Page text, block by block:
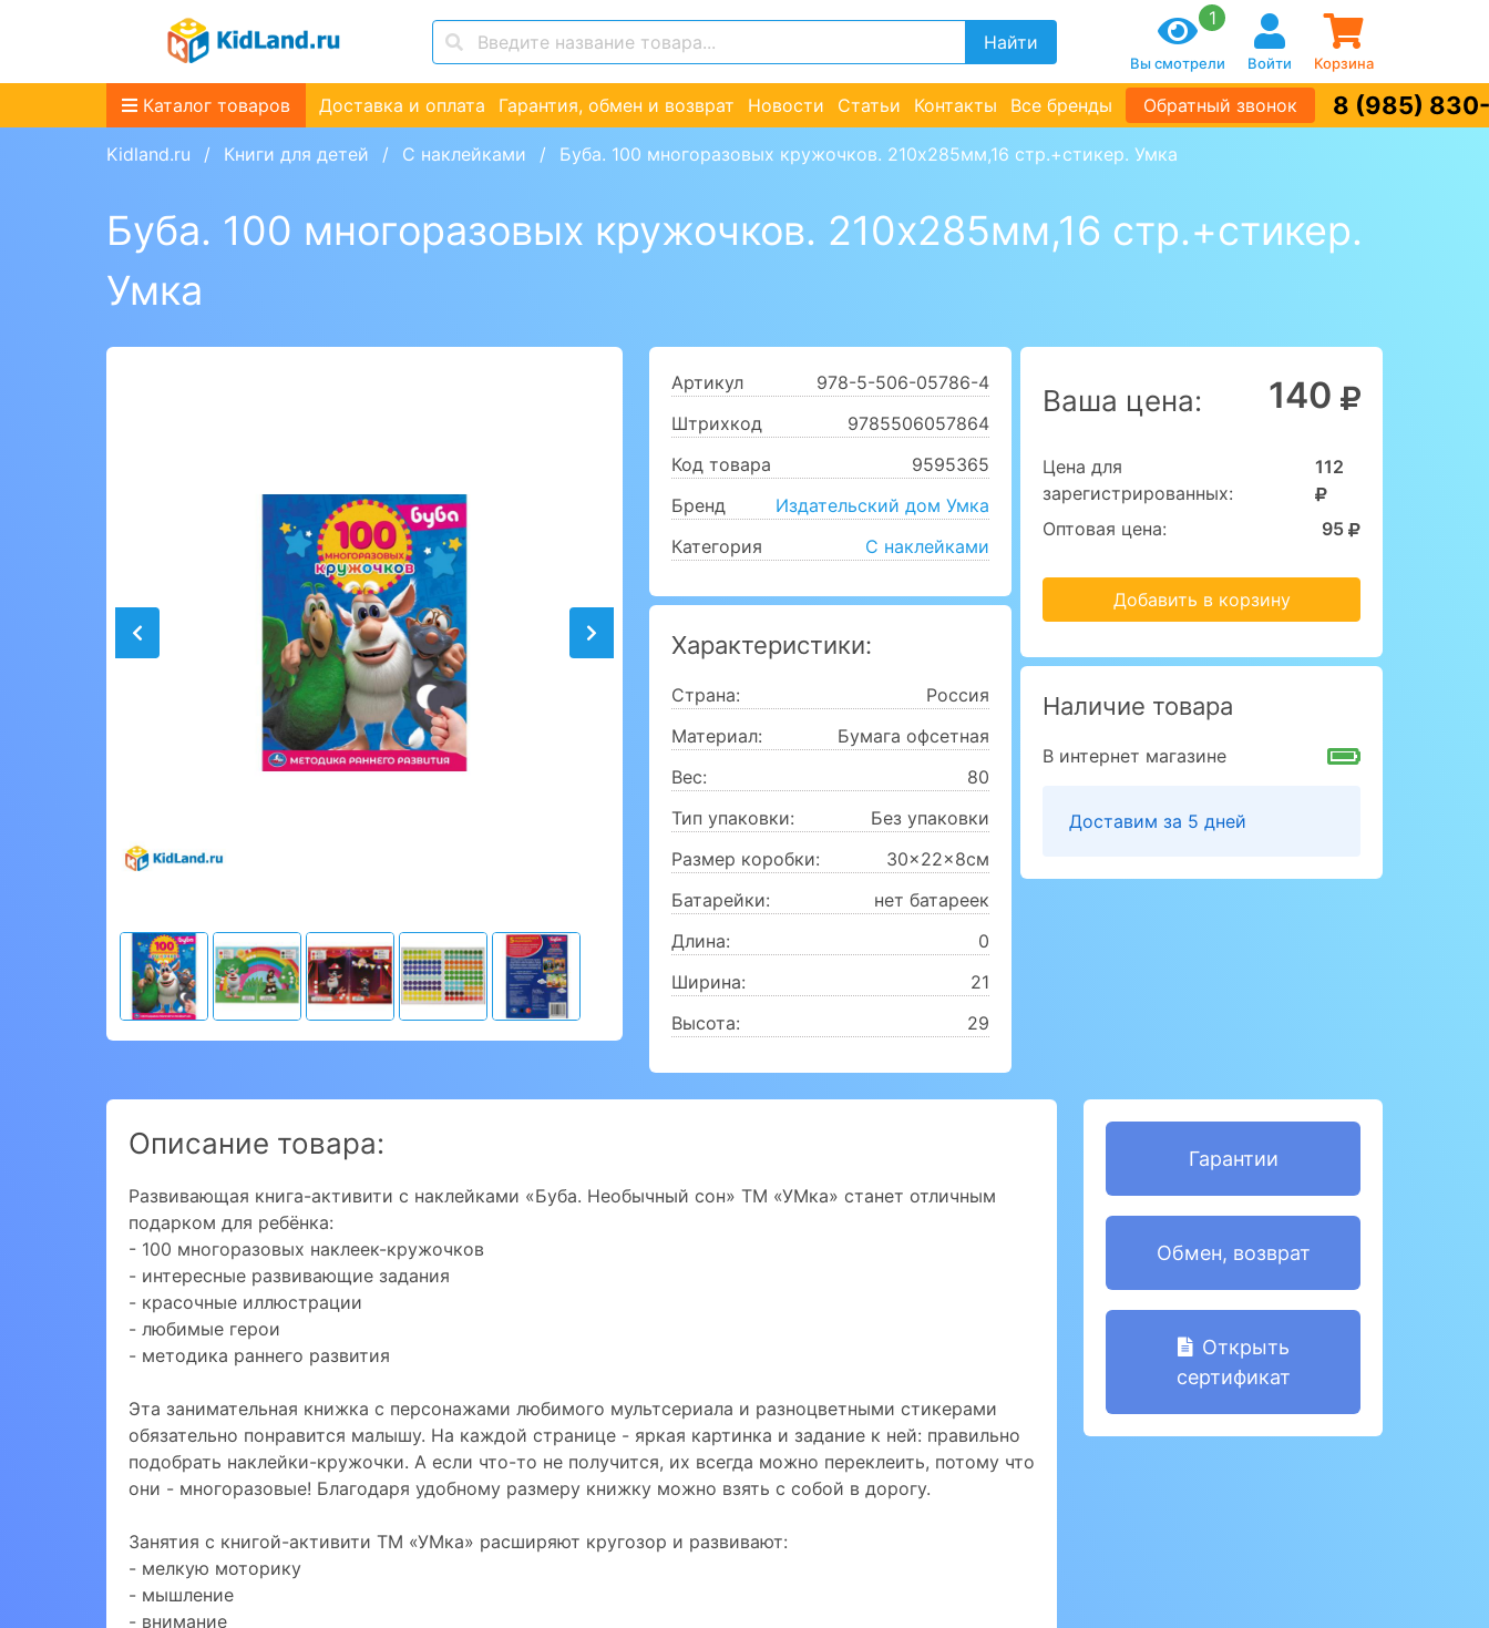
Найти
1
Вы смотрели Войти Корзина
Каталог товаров Доставка и оплата Гарантия, обмен и возврат Новости Статьи Контакты Все бренды Обратный звонок 8 (985)
Kidland.ru Книги для детей С наклейками Буба. 100 многоразовых кружочков. 210х285мм,16 стр.+стикер. Умка
Буба. 100 многоразовых кружочков. 210х285мм,16 стр.+стикер.
Умка
Артикул
978-5-506-05786-4
Штрихкод
9785506057864
Код товара
9595365
Бренд
Издательский дом Умка
Категория
С наклейками
Характеристики:
Страна:
Россия
Материал:
Бумага офсетная
Вес:
80
Тип упаковки:
Без упаковки
Размер коробки:
30x22x8см
Батарейки:
нет батареек
Длина:
0
Ширина:
21
Высота:
29
Ваша цена: 140
Цена для
зарегистрированных:
112
Оптовая цена: 95
Добавить в корзину
Наличие товара
В интернет магазине
Доставим за 5 дней
Описание товара:
Развивающая книга-активити с наклейками «Буба. Необычный сон» ТМ «УМка» станет отличным
подарком для ребёнка:
- 100 многоразовых наклеек-кружочков
- интересные развивающие задания
- красочные иллюстрации
- любимые герои
- методика раннего развития
Эта занимательная книжка с персонажами любимого мультсериала и разноцветными стикерами
обязательно понравится малышу. На каждой странице - яркая картинка и задание к ней: правильно
подобрать наклейки-кружочки. А если что-то не получится, их всегда можно переклеить, потому что
они - многоразовые! Благодаря удобному размеру книжку можно взять с собой в дорогу.
Занятия с книгой-активити ТМ «УМка» расширяют кругозор и развивают:
- мелкую моторику
- мышление
- внимание
Гарантии
Обмен, возврат
Открыть
сертификат